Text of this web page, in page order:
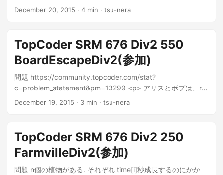
じめた. 対策についてまとめる. 以...
December 20, 2015 · 4 min · tsu-nera
TopCoder SRM 676 Div2 550
BoardEscapeDiv2(参加)
問題 https://community.topcoder.com/stat?
c=problem_statement&pm=13299 <p> アリスとボブは、r行
およびc列のグリッドに分割された矩形ボードを持っていま
December 19, 2015 · 3 min · tsu-nera
TopCoder SRM 676 Div2 250
FarmvilleDiv2(参加)
問題 n個の植物がある. それぞれ time[i]秒成長するのにかか